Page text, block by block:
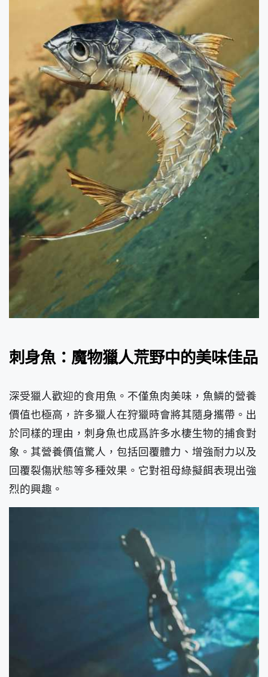
刺身魚：魔物獵人荒野中的美味佳品
深受獵人歡迎的食用魚。不僅魚肉美味，魚鱗的營養
價值也極高，許多獵人在狩獵時會將其隨身攜帶。出
於同樣的理由，刺身魚也成爲許多水棲生物的捕食對
象。其營養價值驚人，包括回覆體力、增強耐力以及
回覆裂傷狀態等多種效果。它對祖母綠擬餌表現出強
烈的興趣。